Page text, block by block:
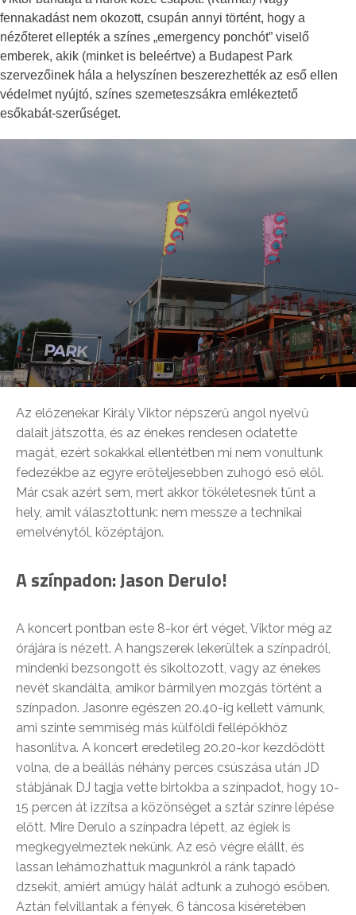
fennakadást nem okozott, csupán annyi történt, hogy a
nézőteret ellepték a színes „emergency ponchót” viselő
emberek, akik (minket is beleértve) a Budapest Park
szervezőinek hála a helyszínen beszerezhették az eső ellen
védelmet nyújtó, színes szemeteszsákra emlékeztető
esőkabát-szerűséget.
Az előzenekar Király Viktor népszerű angol nyelvű
dalait játszotta, és az énekes rendesen odatette
magát, ezért sokakkal ellentétben mi nem vonultunk
fedezékbe az egyre erőteljesebben zuhogó eső elől.
Már csak azért sem, mert akkor tökéletesnek tűnt a
hely, amit választottunk: nem messze a technikai
emelvénytől, középtájon.
A színpadon: Jason Derulo!
A koncert pontban este 8-kor ért véget, Viktor még az
órájára is nézett. A hangszerek lekerültek a színpadról,
mindenki bezsongott és sikoltozott, vagy az énekes
nevét skandálta, amikor bármilyen mozgás történt a
színpadon. Jasonre egészen 20.40-ig kellett várnunk,
ami szinte semmiség más külföldi fellépőkhöz
hasonlítva. A koncert eredetileg 20.20-kor kezdődött
volna, de a beállás néhány perces csúszása után JD
stábjának DJ tagja vette birtokba a színpadot, hogy 10-
15 percen át izzítsa a közönséget a sztár színre lépése
előtt. Mire Derulo a színpadra lépett, az égiek is
megkegyelmeztek nekünk. Az eső végre elállt, és
lassan lehámozhattuk magunkról a ránk tapadó
dzsekit, amiért amúgy hálát adtunk a zuhogó esőben.
Aztán felvillantak a fények, 6 táncosa kíséretében